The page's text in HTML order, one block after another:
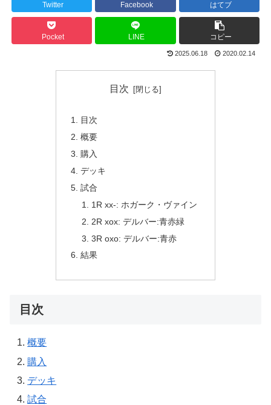
Twitter Facebook はてブ
Pocket LINE コピー
2025.06.18 2020.02.14
目次
目次
概要
購入
デッキ
試合
1R xx-: ホガーク・ヴァイン
2R xox: デルバー:青赤緑
3R oxo: デルバー:青赤
結果
目次
概要
購入
デッキ
試合